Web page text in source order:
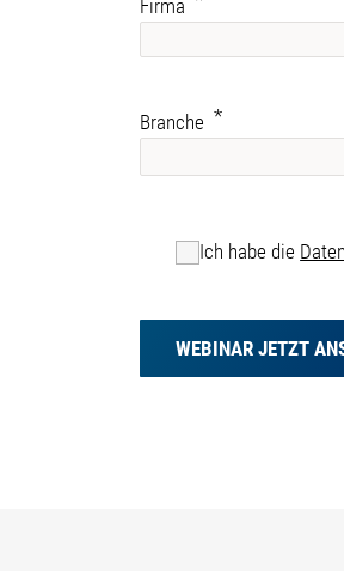
Firma
Branche
Ich habe die
WEBINAR JETZT